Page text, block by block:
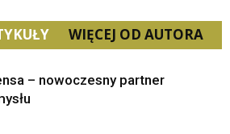
WIĘCEJ OD AUTORA
– nowoczesny partner